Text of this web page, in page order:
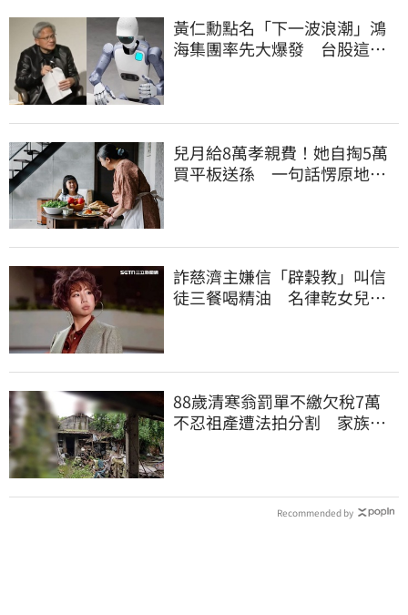
黃仁勳點名「下一波浪潮」鴻
海集團率先大爆發 台股這族
兒月給8萬孝親費！她自掏5萬
買平板送孫 一句話愣原地
詐慈濟主嫌信「辟穀教」叫信
徒三餐喝精油 名律乾女兒卻
88歲清寒翁罰單不繳欠稅7萬
不忍祖產遭法拍分割 家族按
Recommended by